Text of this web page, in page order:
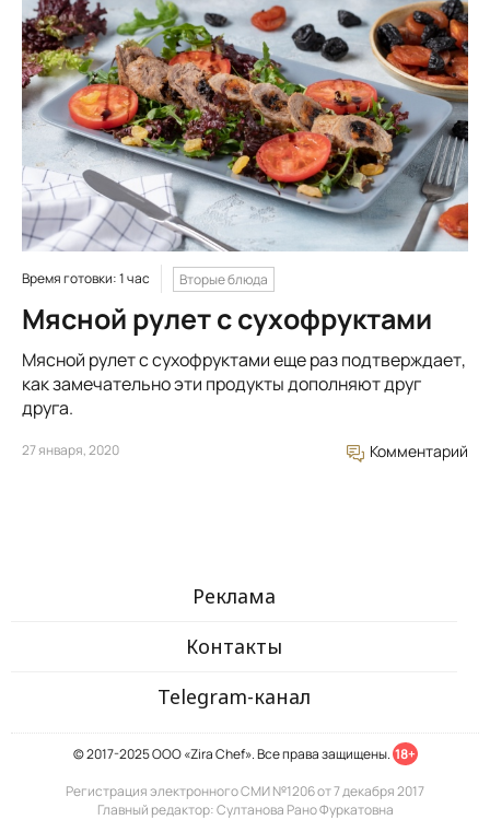
Время готовки: 1 час Вторые блюда
Мясной рулет с сухофруктами
Мясной рулет с сухофруктами еще раз подтверждает,
как замечательно эти продукты дополняют друг
друга.
27 января, 2020 Комментарий
Реклама
Контакты
Telegram-канал
© 2017-2025 ООО «Zira Chef». Все права защищены. 18+
Регистрация электронного СМИ №1206 от 7 декабря 2017
Главный редактор: Султанова Рано Фуркатовна